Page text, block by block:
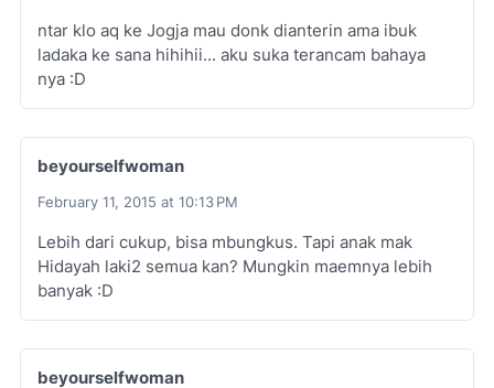
ntar klo aq ke Jogja mau donk dianterin ama ibuk
ladaka ke sana hihihii... aku suka terancam bahaya
nya :D
beyourselfwoman
February 11, 2015 at 10:13 PM
Lebih dari cukup, bisa mbungkus. Tapi anak mak
Hidayah laki2 semua kan? Mungkin maemnya lebih
banyak :D
beyourselfwoman